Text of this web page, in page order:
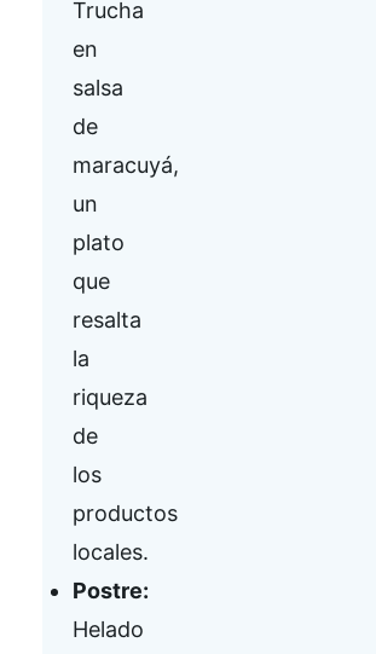
Trucha
en
salsa
de
maracuyá,
un
plato
que
resalta
la
riqueza
de
los
productos
locales.
Postre:
Helado